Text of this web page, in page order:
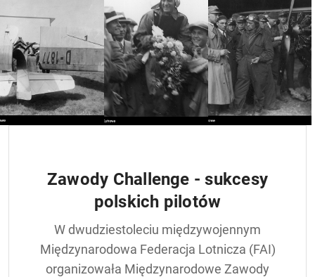
Zawody Challenge - sukcesy
polskich pilotów
W dwudziestoleciu międzywojennym
Międzynarodowa Federacja Lotnicza (FAI)
organizowała Międzynarodowe Zawody